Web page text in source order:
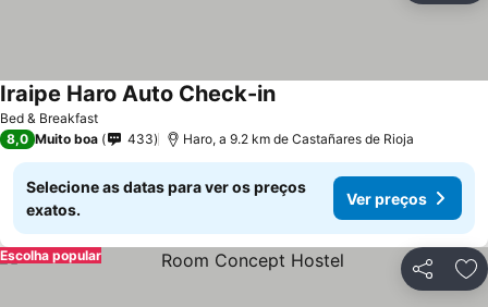
Bed & Breakfast
Iraipe Haro Auto Check-in
8,0 Muito boa 433 Haro, a 9.2 km de Castañares de Rioja
Selecione as datas para ver os preços
exatos.
Ver preços
Partilhar
Escolha popular